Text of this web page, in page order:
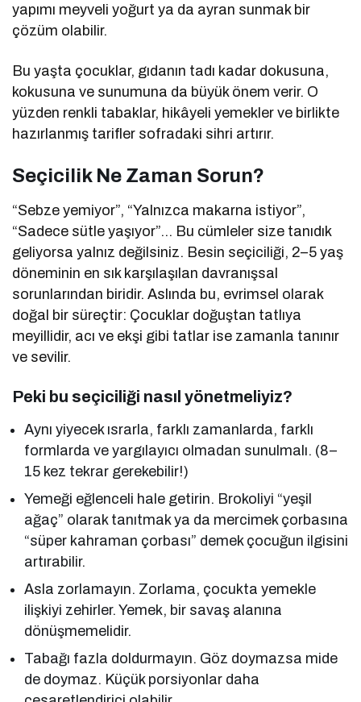
yapımı meyveli yoğurt ya da ayran sunmak bir
çözüm olabilir.
Bu yaşta çocuklar, gıdanın tadı kadar dokusuna,
kokusuna ve sunumuna da büyük önem verir. O
yüzden renkli tabaklar, hikâyeli yemekler ve birlikte
hazırlanmış tarifler sofradaki sihri artırır.
Seçicilik Ne Zaman Sorun?
“Sebze yemiyor”, “Yalnızca makarna istiyor”,
“Sadece sütle yaşıyor”… Bu cümleler size tanıdık
geliyorsa yalnız değilsiniz. Besin seçiciliği, 2–5 yaş
döneminin en sık karşılaşılan davranışsal
sorunlarından biridir. Aslında bu, evrimsel olarak
doğal bir süreçtir: Çocuklar doğuştan tatlıya
meyillidir, acı ve ekşi gibi tatlar ise zamanla tanınır
ve sevilir.
Peki bu seçiciliği nasıl yönetmeliyiz?
Aynı yiyecek ısrarla, farklı zamanlarda, farklı
formlarda ve yargılayıcı olmadan sunulmalı. (8–
15 kez tekrar gerekebilir!)
Yemeği eğlenceli hale getirin. Brokoliyi “yeşil
ağaç” olarak tanıtmak ya da mercimek çorbasına
“süper kahraman çorbası” demek çocuğun ilgisini
artırabilir.
Asla zorlamayın. Zorlama, çocukta yemekle
ilişkiyi zehirler. Yemek, bir savaş alanına
dönüşmemelidir.
Tabağı fazla doldurmayın. Göz doymazsa mide
de doymaz. Küçük porsiyonlar daha